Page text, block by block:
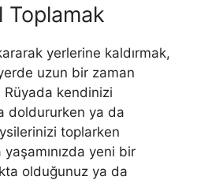
Toplamak
yerlerine kaldırmak,
uzun bir zaman
Rüyada kendinizi
doldurur­ken ya da
toplarken
yeni bir
olduğu­nuz ya da